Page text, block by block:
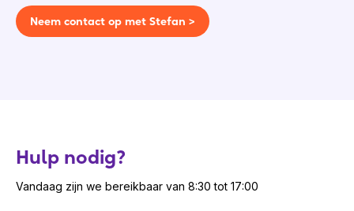
Neem contact op met Stefan >
Hulp nodig?
Vandaag zijn we bereikbaar van 8:30 tot 17:00